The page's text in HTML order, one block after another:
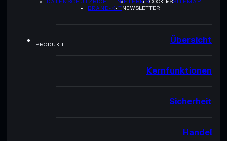
BRAND-KITNEWSLETTER
PRODUKT Übersicht
Kernfunktionen
Sicherheit
Handel